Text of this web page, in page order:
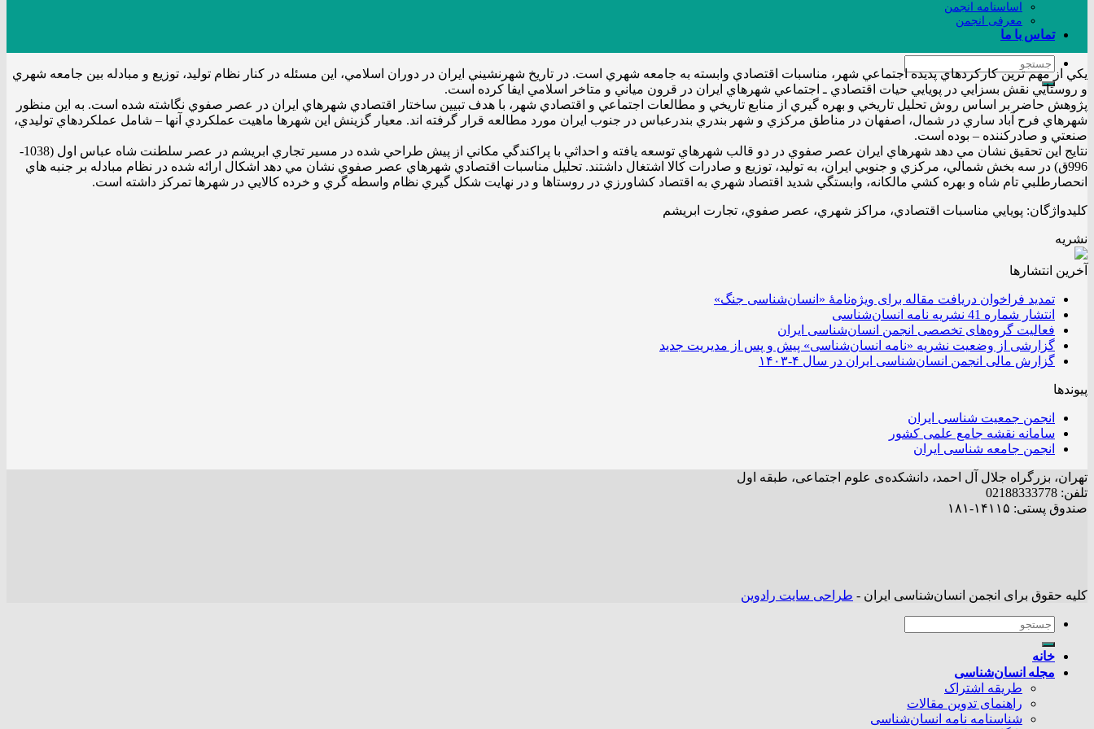
اساسنامه انجمن
معرفی انجمن
تماس با ما
يكي از مهم ترين كاركردهاي پديده اجتماعي شهر، مناسبات اقتصادي وابسته به جامعه شهري است. در تاريخ شهرنشيني ايران در دوران اسلامي، اين مسئله در كنار نظام توليد، توزيع و مبادله بين جامعه شهري
و روستايي نقش بسزايي در پويايي حيات اقتصادي ـ اجتماعي شهرهاي ايران در قرون مياني و متاخر اسلامي ايفا كرده است.
پژوهش حاضر بر اساس روش تحليل تاريخي و بهره گيري از منابع تاريخي و مطالعات اجتماعي و اقتصادي شهر، با هدف تبيين ساختار اقتصادي شهرهاي ايران در عصر صفوي نگاشته شده است. به اين منظور
شهرهاي فرح آباد ساري در شمال، اصفهان در مناطق مركزي و شهر بندري بندرعباس در جنوب ايران مورد مطالعه قرار گرفته اند. معيار گزينش اين شهرها ماهيت عملكردي آنها – شامل عملكردهاي توليدي،
صنعتي و صادركننده – بوده است.
نتايج اين تحقيق نشان مي دهد شهرهاي ايران عصر صفوي در دو قالب شهرهاي توسعه يافته و احداثي با پراكندگي مكاني از پيش طراحي شده در مسير تجاري ابريشم در عصر سلطنت شاه عباس اول (1038-
996ق) در سه بخش شمالي، مركزي و جنوبي ايران، به توليد، توزيع و صادرات كالا اشتغال داشتند. تحليل مناسبات اقتصادي شهرهاي عصر صفوي نشان مي دهد اشكال ارائه شده در نظام مبادله بر جنبه هاي
انحصارطلبي تام شاه و بهره كشي مالكانه، وابستگي شديد اقتصاد شهري به اقتصاد كشاورزي در روستاها و در نهايت شكل گيري نظام واسطه گري و خرده كالايي در شهرها تمركز داشته است.
کليدواژگان: پويايي مناسبات اقتصادي، مراكز شهري، عصر صفوي، تجارت ابريشم
نشریه
آخرین انتشار‌ها
تمدید فراخوان دریافت مقاله برای ویژه‌نامۀ «انسان‌شناسی جنگ»
انتشار شماره 41 نشریه نامه انسان‌شناسی
فعالیت گروه‌های تخصصی انجمن انسان‌شناسی ایران
گزارشی از وضعیت نشریه «نامه انسان‌شناسی» پیش و پس از مدیریت جدید
گزارش مالی انجمن انسان‌شناسی ایران در سال ۴-۱۴۰۳
پیوندها
انجمن جمعیت شناسی ایران
سامانه نقشه جامع علمی کشور
انجمن جامعه شناسی ایران
تهران، بزرگراه جلال آل احمد، دانشکده‌ی علوم اجتماعی، طبقه اول
تلفن: 02188333778
صندوق پستی: ۱۴۱۱۵-۱۸۱
کلیه حقوق برای انجمن انسان‌شناسی ایران - طراحی سایت رادوین
خانه
مجله انسان‌شناسی
طریقه اشتراک
راهنمای تدوین مقالات
شناسنامه نامه انسان‌شناسی